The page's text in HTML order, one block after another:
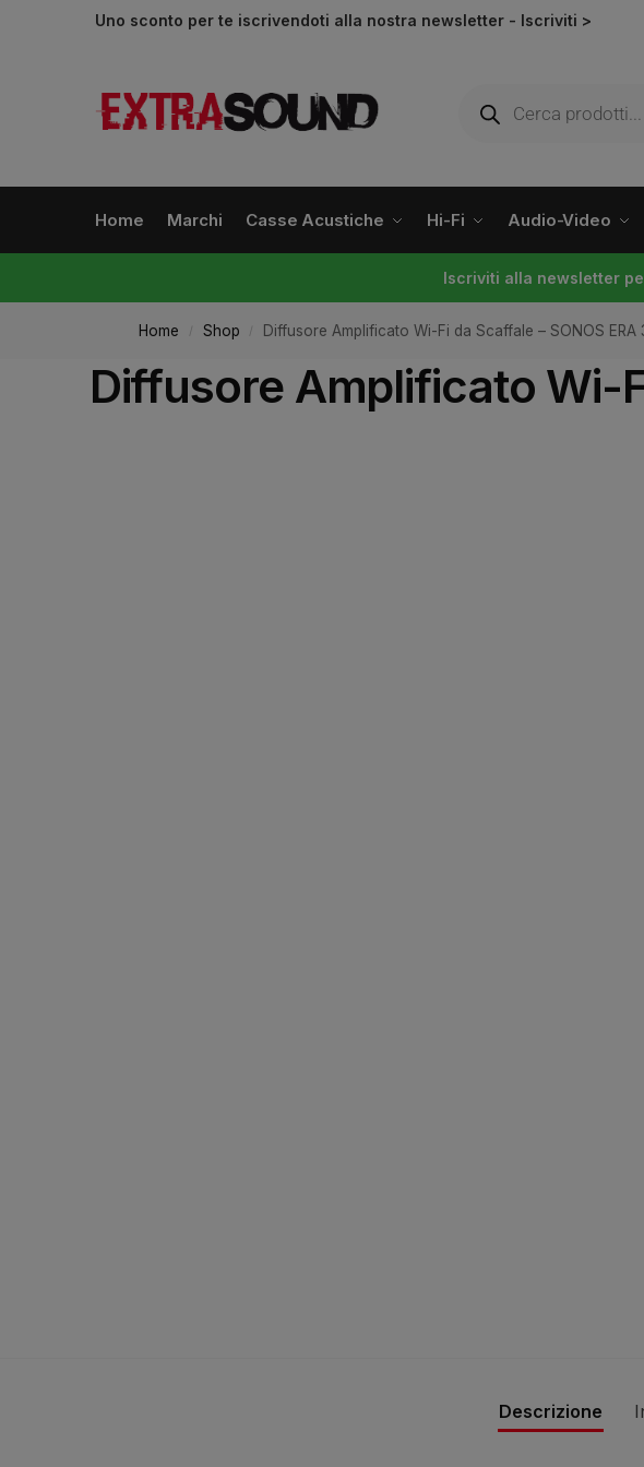
Uno sconto per te iscrivendoti alla nostra newsletter - Iscriviti >
Home Marchi Casse Acustiche Hi-Fi Audio-Video
Iscriviti alla newsletter
Home / Shop / Diffusore Amplificato Wi-Fi da Scaffale – SONOS ERA
Diffusore Amplificato Wi-
Descrizione